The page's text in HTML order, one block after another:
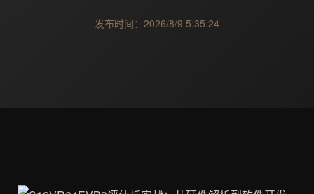
发布时间：2026/8/9 5:35:24